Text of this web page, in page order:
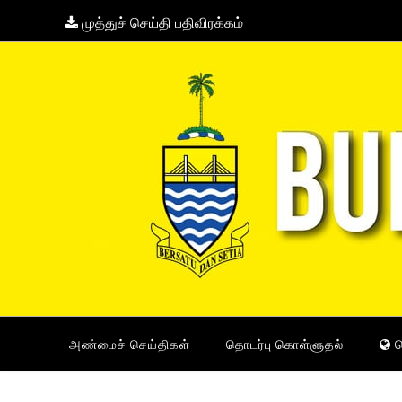
முத்துச் செய்தி பதிவிரக்கம்
அண்மைச் செய்திகள் தொடர்பு கொள்ளுதல்